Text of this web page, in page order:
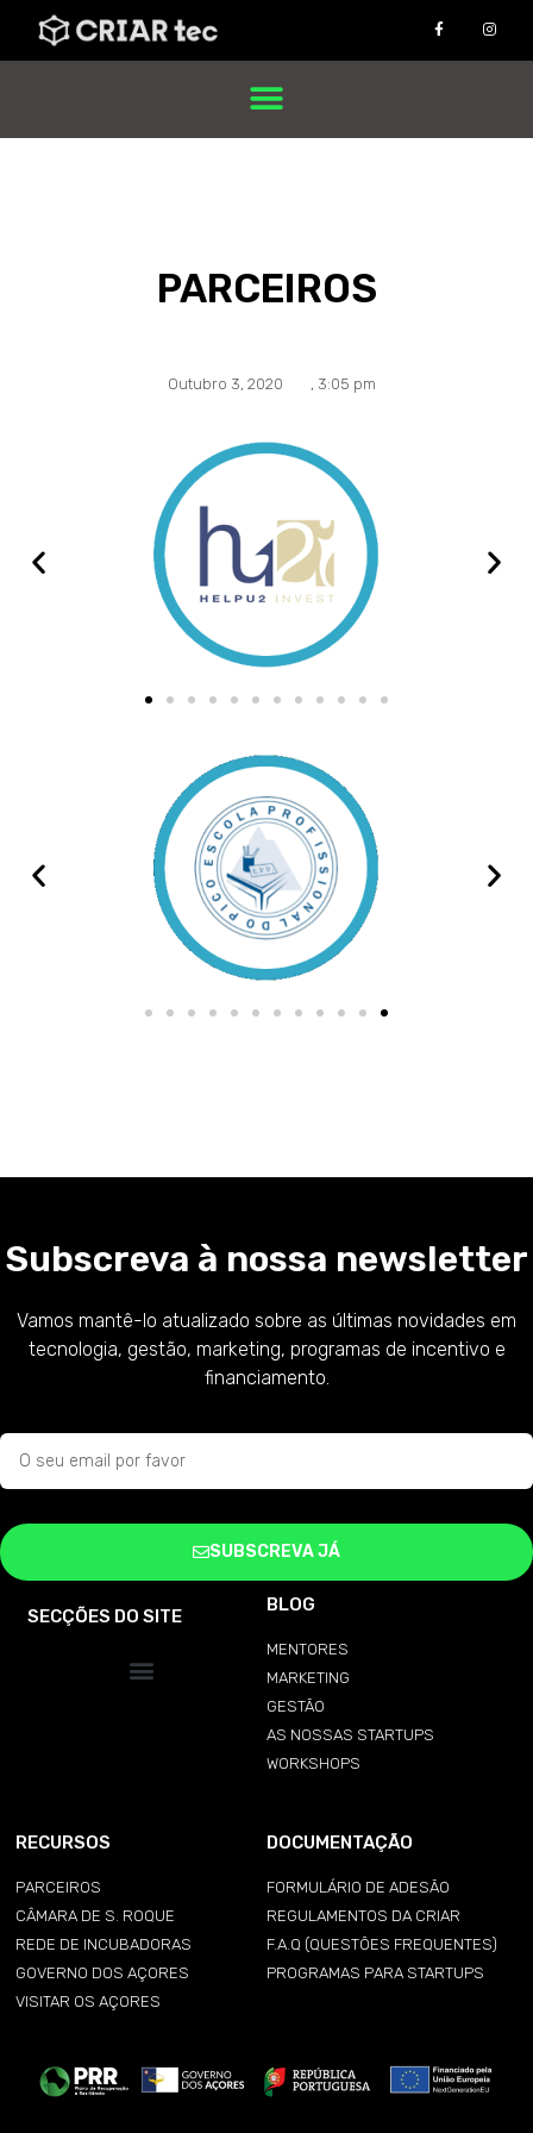
PARCEIROS
Outubro 3, 2020 3:05 pm
Subscreva à nossa newsletter
Vamos mantê-lo atualizado sobre as últimas novidades em
tecnologia, gestão, marketing, programas de incentivo e
financiamento.
SUBSCREVA JÁ
SECÇÕES DO SITE
BLOG
MENTORES
MARKETING
GESTÃO
AS NOSSAS STARTUPS
WORKSHOPS
RECURSOS
PARCEIROS
CÂMARA DE S. ROQUE
REDE DE INCUBADORAS
GOVERNO DOS AÇORES
VISITAR OS AÇORES
DOCUMENTAÇÃO
FORMULÁRIO DE ADESÃO
REGULAMENTOS DA CRIAR
F.A.Q (QUESTÕES FREQUENTES)
PROGRAMAS PARA STARTUPS